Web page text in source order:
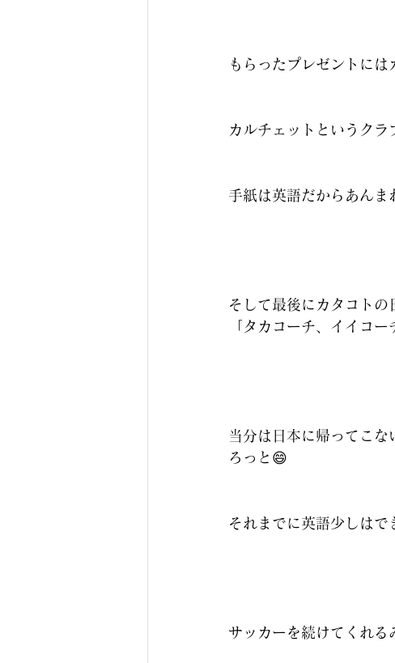
もらったプレゼントには
カルチェットというクラ
手紙は英語だからあんま
そして最後にカタコトの
「タカコーチ、イイコ
当分は日本に帰ってこ
ろっと😄
それまでに英語少しはで
サッカーを続けてくれる